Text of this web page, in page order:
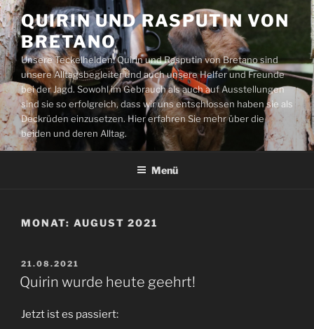
Zum
Inhalt
springen
QUIRIN UND RASPUTIN VON
BRETANO
Unsere Teckelhelden: Quirin und Rasputin von Bretano sind
unsere Alltagsbegleiter und auch unsere Helfer und Freunde
bei der Jagd. Sowohl im Gebrauch als auch auf Ausstellungen
sind sie so erfolgreich, dass wir uns entschlossen haben sie als
Deckrüden einzusetzen. Hier erfahren Sie mehr über die
beiden und deren Alltag.
Menü
MONAT: AUGUST 2021
VERÖFFENTLICHT
AM
21.08.2021
Quirin wurde heute geehrt!
Jetzt ist es passiert: